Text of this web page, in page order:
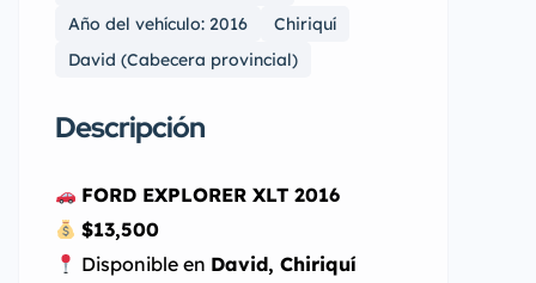
Año del vehículo: 2016
Chiriquí
David (Cabecera provincial)
Descripción
FORD EXPLORER XLT 2016
$13,500
Disponible en David, Chiriquí